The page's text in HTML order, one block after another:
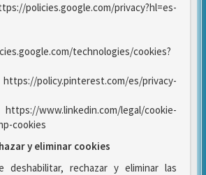
policies.google.com/privacy?hl=es-
technologies/cookies?
policy.pinterest.com/es/privacy-
www.linkedin.com/legal/cookie-
cookies
y eliminar cookies
deshabilitar, rechazar y eliminar las